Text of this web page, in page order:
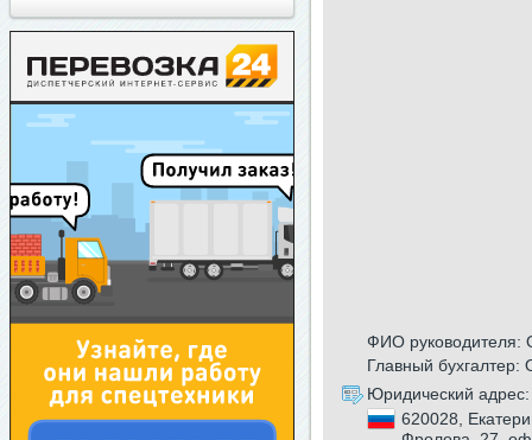
ФИО руководителя:
Главный
Юридический адрес:
620028,